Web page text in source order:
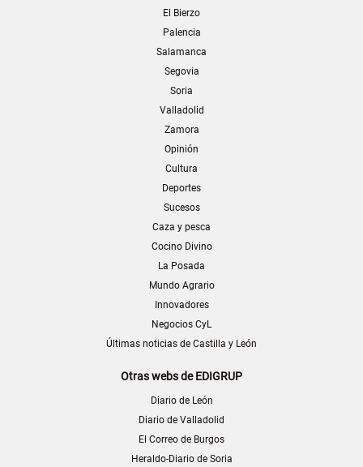
El Bierzo
Palencia
Salamanca
Segovia
Soria
Valladolid
Zamora
Opinión
Cultura
Deportes
Sucesos
Caza y pesca
Cocino Divino
La Posada
Mundo Agrario
Innovadores
Negocios CyL
Últimas noticias de Castilla y León
Otras webs de EDIGRUP
Diario de León
Diario de Valladolid
El Correo de Burgos
Heraldo-Diario de Soria